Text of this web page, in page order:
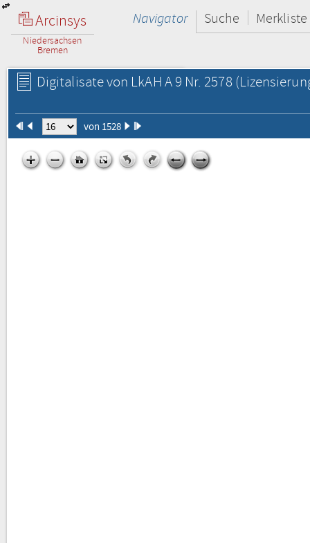
Arcinsys
Niedersachsen
Bremen
Navigator Suche Merkliste
Digitalisate von LkAH A 9 Nr. 2578
von 1528